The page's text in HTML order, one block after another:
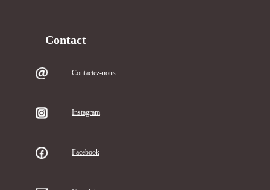
Contact
Contactez-nous
Instagram
Facebook